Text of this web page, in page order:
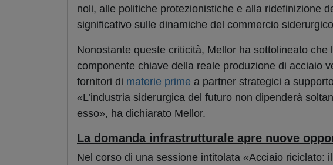
noli, alle politiche protezionistiche e alla ridefinizione
significativo sulle dinamiche del commercio
Nonostante queste criticità, Mellor ha sottolineato
componente chiave della reale produzione di acciaio
fornitori di materie prime a partner strategici a
«L’industria siderurgica del futuro non dipenderà
esso», ha dichiarato Mellor.
La domanda infrastrutturale apre nuove
Nel corso di una sessione intitolata «Acciaio riciclato: